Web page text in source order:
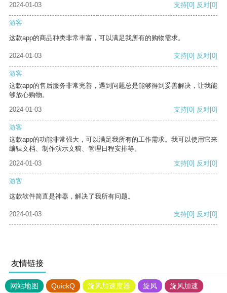
2024-01-03 支持[0] 反对[0]
游客
这款app的商品种类非常丰富，可以满足我所有的购物需求。
2024-01-03 支持[0] 反对[0]
游客
这款app的售后服务非常完善，遇到问题总是能够得到妥善解决，让我能
够放心购物。
2024-01-03
支持[0] 反对[0]
游客
这款app的功能非常强大，可以满足我所有的工作需求。我可以使用它来
编辑文档、制作演示文稿、管理日程安排等。
2024-01-03
支持[0] 反对[0]
游客
这款软件简直是神器，解决了我所有问题。
2024-01-03 支持[0] 反对[0]
友情链接
网站地图 QuickQ 旋风加速度器 旋风 旋风加速